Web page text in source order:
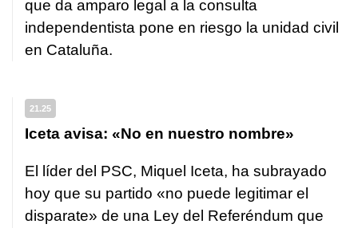
que da amparo legal a la consulta
independentista pone en riesgo la unidad civil
en Cataluña.
21.25
Iceta avisa: «No en nuestro nombre»
El líder del PSC, Miquel Iceta, ha subrayado
hoy que su partido «no puede legitimar el
disparate» de una Ley del Referéndum que